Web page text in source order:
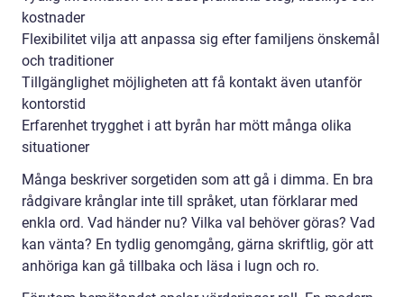
kostnader
Flexibilitet vilja att anpassa sig efter familjens önskemål
och traditioner
Tillgänglighet möjligheten att få kontakt även utanför
kontorstid
Erfarenhet trygghet i att byrån har mött många olika
situationer
Många beskriver sorgetiden som att gå i dimma. En bra
rådgivare krånglar inte till språket, utan förklarar med
enkla ord. Vad händer nu? Vilka val behöver göras? Vad
kan vänta? En tydlig genomgång, gärna skriftlig, gör att
anhöriga kan gå tillbaka och läsa i lugn och ro.